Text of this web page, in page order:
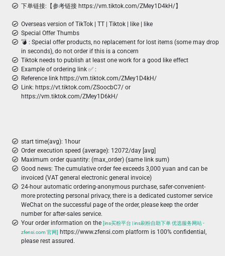
下单链接:【参考链接 https://vm.tiktok.com/ZMey1D4kH/】
Overseas version of TikTok | TT | Tiktok | like | like
Special Offer Thumbs
💣 ︎: Special offer products, no replacement for lost items (some may drop
in seconds), do not order if this is a concern
Tiktok needs to publish at least one work for a good like effect
Example of ordering link ✅ :
Reference link https://vm.tiktok.com/ZMey1D4kH/
Link: https://vt.tiktok.com/ZSoocbC7/ or
https://vm.tiktok.com/ZMey1D6kH/
start time(avg): 1hour
Order execution speed (average): 12072/day [avg]
Maximum order quantity: (max_order) (same link sum)
Good news: The cumulative order fee exceeds 3,000 yuan and can be
invoiced (VAT general electronic general invoice)
24-hour automatic ordering-anonymous purchase, safer-convenient-
more protecting personal privacy, there is a dedicated customer service
WeChat on the successful page of the order, please keep the order
number for after-sales service.
Your order information on the [ins买粉平台 | ins刷粉自助下单 优选服务网站 -
zfensi.com 官网]
https://www.zfensi.com platform is 100% confidential,
please rest assured.